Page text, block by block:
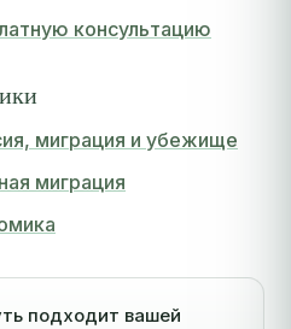
консультацию
миграция и убежище
миграция
подходит вашей